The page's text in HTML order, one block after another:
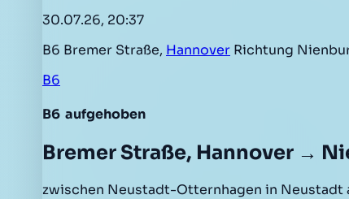
30.07.26, 20:37
B6 Bremer Straße, Hannover Richtung
B6
B6 aufgehoben
Bremer Straße, Hannover →
zwischen Neustadt-Otternhagen in